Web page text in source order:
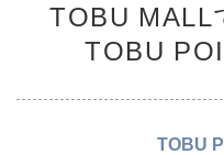
TOBU MALL
TOBU
TOBU